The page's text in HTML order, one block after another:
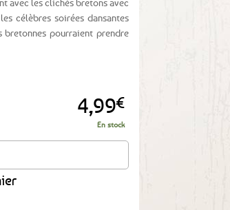
avec les clichés bretons avec
, les célèbres soirées dansantes
pourraient prendre
4,99€
En stock